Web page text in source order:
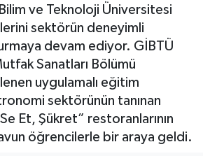
ve Teknoloji Üniversitesi
sektörün deneyimli
devam ediyor. GİBTÜ
Sanatları Bölümü
uygulamalı eğitim
sektörünün tanınan
Et, Şükret” restoranlarının
öğrencilerle bir araya geldi.